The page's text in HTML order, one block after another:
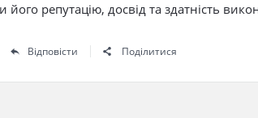
його репутацію, досвід та здатність
Відповісти Поділитися